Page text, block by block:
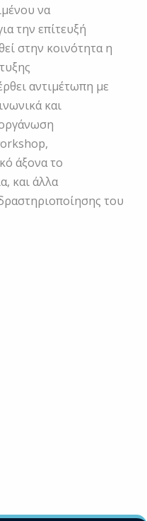
να
την επίτευξή
στην κοινότητα η
αντιµέτωπη µε
και
άξονα το
και άλλα
του